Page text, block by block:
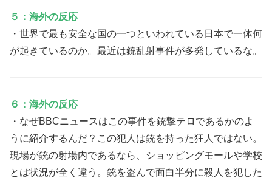
５：海外の反応
・世界で最も安全な国の一つといわれている日本で一体何
が起きているのか。最近は銃乱射事件が多発しているな。
６：海外の反応
・なぜBBCニュースはこの事件を銃撃テロであるかのよ
うに紹介するんだ？この犯人は銃を持った狂人ではない。
現場が銃の射場内であるなら、ショッピングモールや学校
とは状況が全く違う。銃を盗んで面白半分に殺人を犯した